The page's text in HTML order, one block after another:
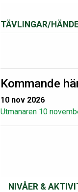
TÄVLINGAR/
Kommande
10 nov 2026
Utmanaren 10
NIVÅER &